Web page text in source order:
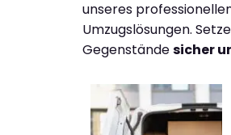
unseres
Umzugslösungen.
Gegenständesicher